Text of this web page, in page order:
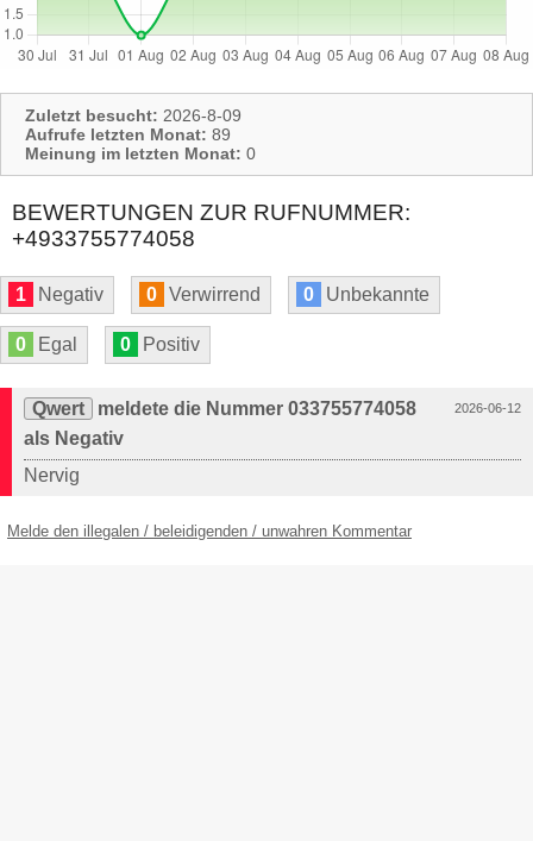
Zuletzt besucht: 2026-8-09
Aufrufe letzten Monat: 89
Meinung im letzten Monat: 0
BEWERTUNGEN ZUR RUFNUMMER:
+4933755774058
1 Negativ 0 Verwirrend 0 Unbekannte
0 Egal 0 Positiv
2026-06-12
Qwert
meldete die Nummer 033755774058
als Negativ
Nervig
Melde den illegalen / beleidigenden / unwahren Kommentar